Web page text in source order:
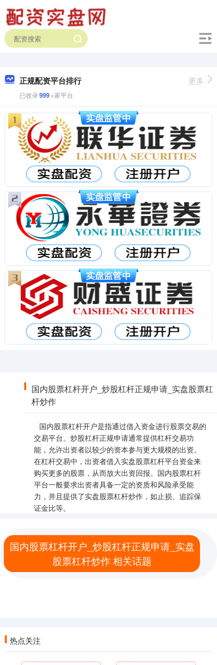
正规配资平台排行
已收录999+家平台
更多
国内股票杠杆开户_炒股杠杆正规申请_实盘股票杠
杆炒作
国内股票杠杆开户是指通过借入资金进行股票交易的
交易平台。炒股杠杆正规申请通常提供杠杆交易功
能，允许出资者以较少的资本参与更大规模的出资。
在杠杆交易中，出资者借入实盘股票杠杆平台资金来
购买更多的股票，从而放大出资回报。国内股票杠杆
平台一般要求出资者具备一定的资质和风险承受能
力，并且提供了实盘股票杠杆炒作，如止损、追踪保
证金比等。
国内股票杠杆开户_炒股杠杆正规申请_实盘
股票杠杆炒作 相关话题
热点关注